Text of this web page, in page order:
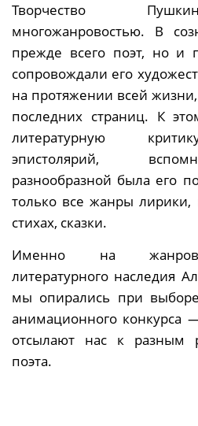
Творчество
многожанровостью. В
прежде всего поэт, но и
сопровождали его
на протяжении всей
последних страниц. К
литературную
эпистолярий,
разнообразной была его
только все жанры
стихах, сказки.
Именно на
литературного наследия
мы опирались при
анимационного конкурса
отсылают нас к разным
поэта.